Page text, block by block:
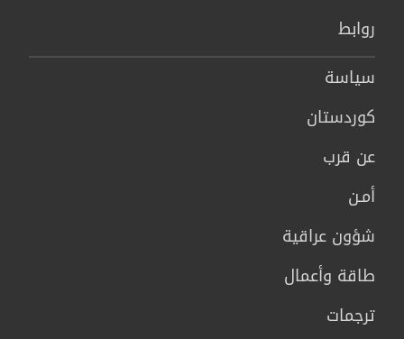
روابط
سیاسة
كوردستان
عن قرب
أمـن
شؤون عراقية
طاقة وأعمال
ترجمات